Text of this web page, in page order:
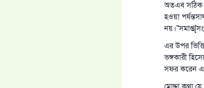
অতএব সঠিক
হওয়া
এর উপর
ভঙ্গকারী
সফর করেন